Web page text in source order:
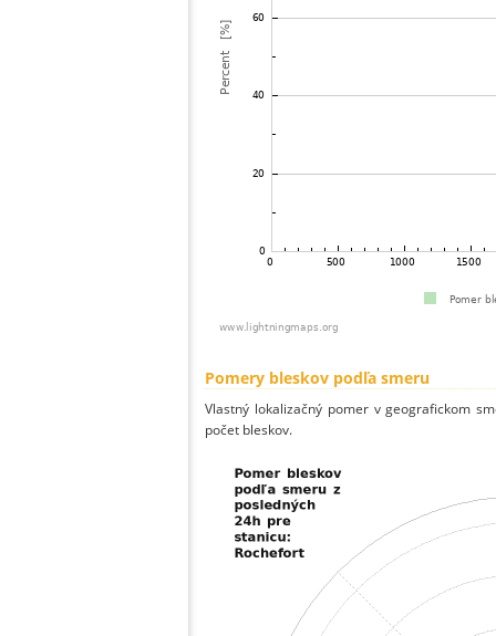
Pomery bleskov podľa smeru
Vlastný lokalizačný pomer v geografickom
počet bleskov.